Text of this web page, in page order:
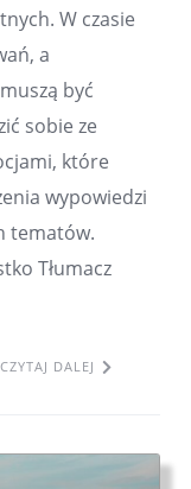
W czasie
a
być
sobie ze
które
wypowiedzi
tematów.
Tłumacz
CZYTAJ DALEJ